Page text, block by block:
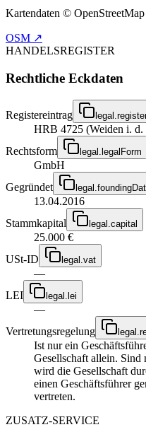
Kartendaten © OpenStreetMap
OSM ↗
HANDELSREGISTER
Rechtliche Eckdaten
Registereintrag
HRB 4725 (Weiden i. d.
Rechtsform
legal.legalForm
GmbH
Gegründet
13.04.2016
Stammkapital
legal.capital
25.000 €
USt-ID
legal.vat
—
LEI
legal.lei
—
Vertretungsregelung
Ist nur ein
Gesellschaft allein. Sind
wird die Gesellschaft
einen Geschäftsführer
vertreten.
ZUSATZ-SERVICE